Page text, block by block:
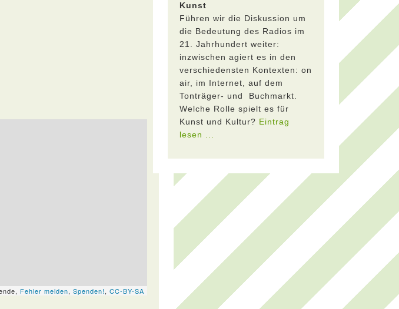
Kunst
Führen wir die Diskussion um
die Bedeutung des Radios im
21. Jahrhundert weiter:
inzwischen agiert es in den
verschiedensten Kontexten: on
air, im Internet, auf dem
Tonträger- und Buchmarkt.
Welche Rolle spielt es für
Kunst und Kultur? Eintrag
lesen ...